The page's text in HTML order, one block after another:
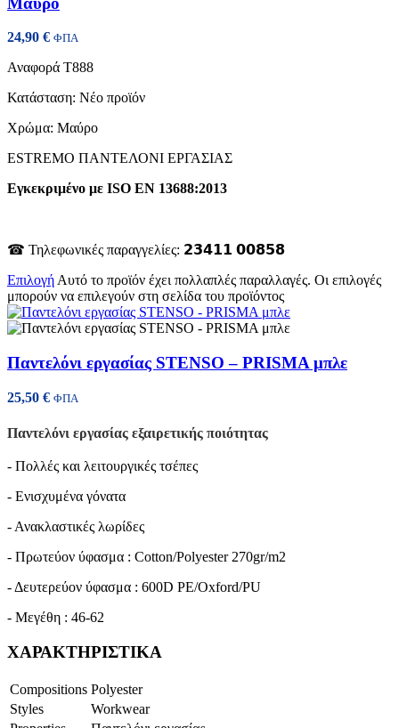
24,90 € ΦΠΑ
Αναφορά T888
Κατάσταση: Νέο προϊόν
Χρώμα: Μαύρο
ESTREMO ΠΑΝΤΕΛΟΝΙ ΕΡΓΑΣΙΑΣ
Εγκεκριμένο με ISO EN 13688:2013
☎ Τηλεφωνικές παραγγελίες: 𝟮𝟯𝟰𝟭𝟭 𝟬𝟬𝟴𝟱𝟴
Επιλογή Αυτό το προϊόν έχει πολλαπλές παραλλαγές. Οι επιλογές
μπορούν να επιλεγούν στη σελίδα του προϊόντος
Παντελόνι εργασίας STENSO – PRISMA μπλε
25,50 € ΦΠΑ
Παντελόνι εργασίας εξαιρετικής ποιότητας
- Πολλές και λειτουργικές τσέπες
- Ενισχυμένα γόνατα
- Ανακλαστικές λωρίδες
- Πρωτεύον ύφασμα : Cotton/Polyester 270gr/m2
- Δευτερεύον ύφασμα : 600D PE/Oxford/PU
- Μεγέθη : 46-62
ΧΑΡΑΚΤΗΡΙΣΤΙΚΑ
Compositions Polyester
Styles
Workwear